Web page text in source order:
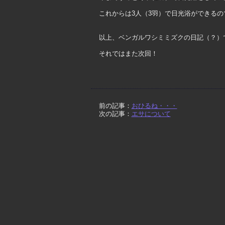
これからは3人（3羽）で日光浴ができるの
以上、ベンガルワシミミズクの日記（？）
それではまた次回！
前の記事： おひるね・・・
次の記事： エサについて